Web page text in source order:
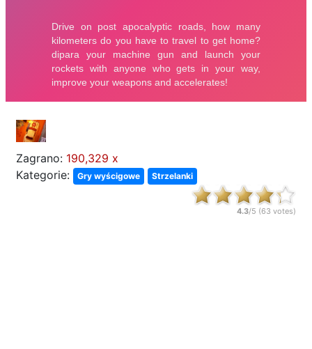
Zagrano: 190,329 x
Kategorie:
Gry wyścigowe Strzelanki
4.3/5 (63 votes)